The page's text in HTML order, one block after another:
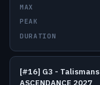
[#16] G3 -
ASCENDANCE 2027